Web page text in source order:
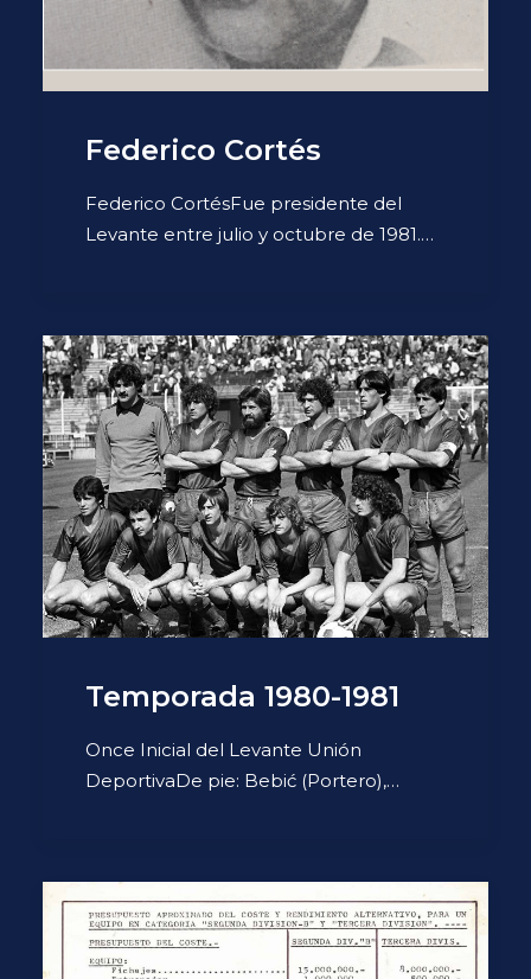
Federico Cortés
Federico CortésFue presidente del
Levante entre julio y octubre de 1981.…
Temporada 1980-1981
Once Inicial del Levante Unión
DeportivaDe pie: Bebić (Portero),…